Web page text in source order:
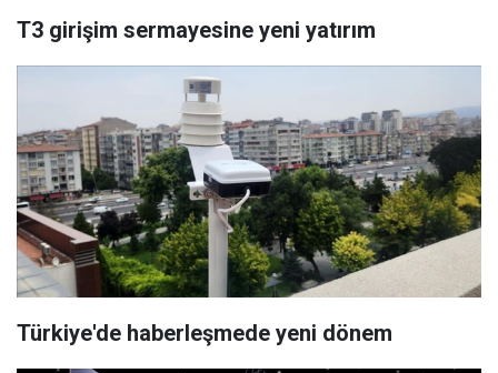
T3 girişim sermayesine yeni yatırım
Türkiye'de haberleşmede yeni dönem